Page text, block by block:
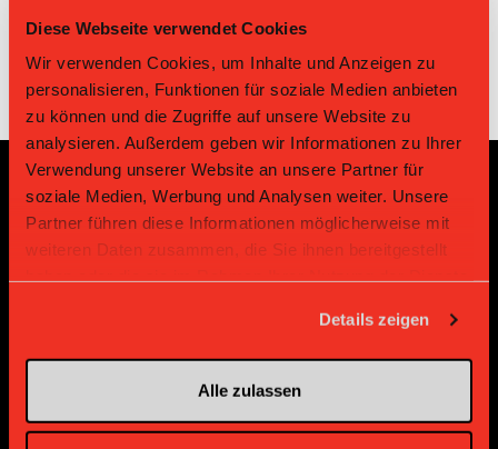
Diese Webseite verwendet Cookies
Wir verwenden Cookies, um Inhalte und Anzeigen zu
personalisieren, Funktionen für soziale Medien anbieten
zu können und die Zugriffe auf unsere Website zu
analysieren. Außerdem geben wir Informationen zu Ihrer
Verwendung unserer Website an unsere Partner für
soziale Medien, Werbung und Analysen weiter. Unsere
Partner führen diese Informationen möglicherweise mit
weiteren Daten zusammen, die Sie ihnen bereitgestellt
Details zeigen
Alle zulassen
Sponsoren und Partner
Platin Partner